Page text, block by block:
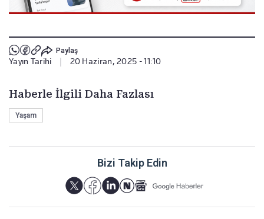
Paylaş
Yayın Tarihi 20 Haziran, 2025 - 11:10
Haberle İlgili Daha Fazlası
Yaşam
Bizi Takip Edin